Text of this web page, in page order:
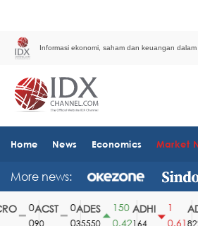
Informasi ekonomi, saham dan keuangan dalam
Home News Economics Market
More news:
ACST
90
ADES
35550
150
0.42
ADHI
164
0.618225